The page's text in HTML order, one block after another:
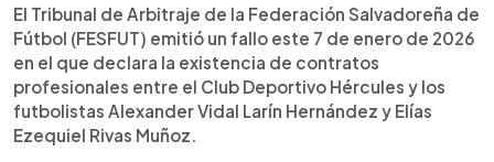
Escuchar artículo
El Tribunal de Arbitraje de la FESFUT falló a favor
de los futbolistas Alexander Larín y Ezequiel Rivas,
reconociendo la existencia de contratos con el
Club Deportivo Hércules. El club fue condenado a
pagar honorarios adeudados por el Torneo
Apertura 2025 y una compensación por
incumplimiento de contrato del Clausura 2025,
El Tribunal de Arbitraje de la Federación Salvadoreña de
Fútbol (FESFUT) emitió un fallo este 7 de enero de 2026
en el que declara la existencia de contratos
profesionales entre el Club Deportivo Hércules y los
futbolistas Alexander Vidal Larín Hernández y Elías
Ezequiel Rivas Muñoz.